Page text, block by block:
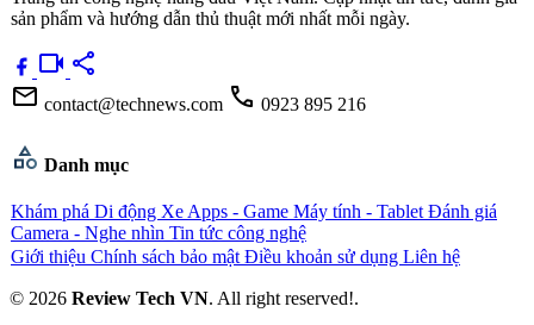
sản phẩm và hướng dẫn thủ thuật mới nhất mỗi ngày.
videocam share
mail contact@technews.com call 0923 895 216
category Danh mục
Khám phá Di động Xe Apps - Game Máy tính - Tablet Đánh giá
Camera - Nghe nhìn Tin tức công nghệ
Giới thiệu Chính sách bảo mật Điều khoản sử dụng Liên hệ
© 2026 Review Tech VN. All right reserved!.